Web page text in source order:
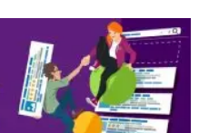
Optimizasyonu